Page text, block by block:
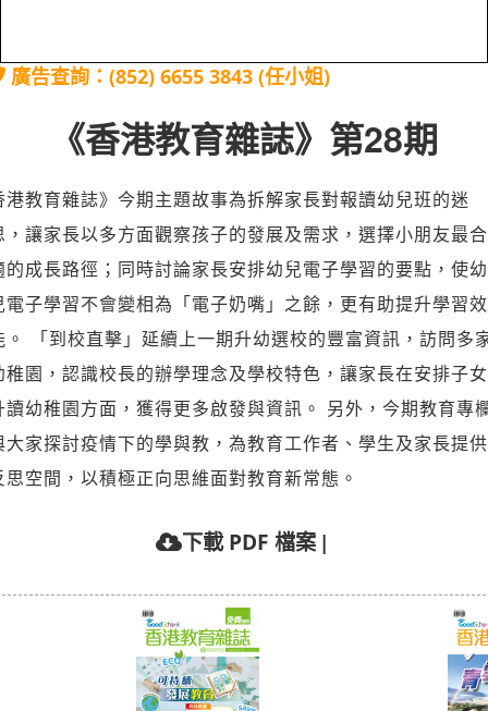
廣告查詢：(852) 6655 3843 (任小姐)
《香港教育雜誌》第28期
港教育雜誌》今期主題故事為拆解家長對報讀幼兒班的迷
，讓家長以多方面觀察孩子的發展及需求，選擇小朋友最合
的成長路徑；同時討論家長安排幼兒電子學習的要點，使幼
電子學習不會變相為「電子奶嘴」之餘，更有助提升學習效
。 「到校直擊」延續上一期升幼選校的豐富資訊，訪問多
稚園，認識校長的辦學理念及學校特色，讓家長在安排子女
讀幼稚園方面，獲得更多啟發與資訊。 另外，今期教育專
大家探討疫情下的學與教，為教育工作者、學生及家長提供
思空間，以積極正向思維面對教育新常態。
下載 PDF 檔案 |